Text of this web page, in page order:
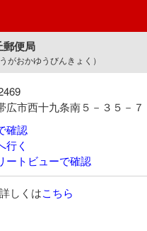
郵便局
がおかゆうびんきょく）
広市西十九条南５－３５－７
確認
行く
ートビューで確認
しくはこちら